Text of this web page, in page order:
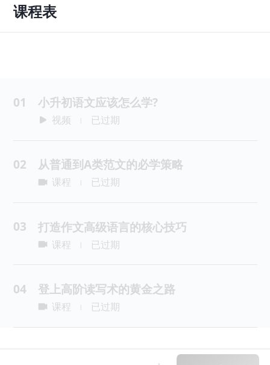
课程表
01 小升初语文应该怎么学?
视频 已过期
02 从普通到A类范文的必学策略
课程 已过期
03 打造作文高级语言的核心技巧
课程 已过期
04 登上高阶读写术的黄金之路
课程 已过期